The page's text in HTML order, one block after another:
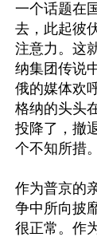
一个话题在
去，此起彼
注意力。这
纳集团传说
俄的媒体欢
格纳的头头
投降了，撤
个不知所措。
作为普京的
争中所向披
很正常。作